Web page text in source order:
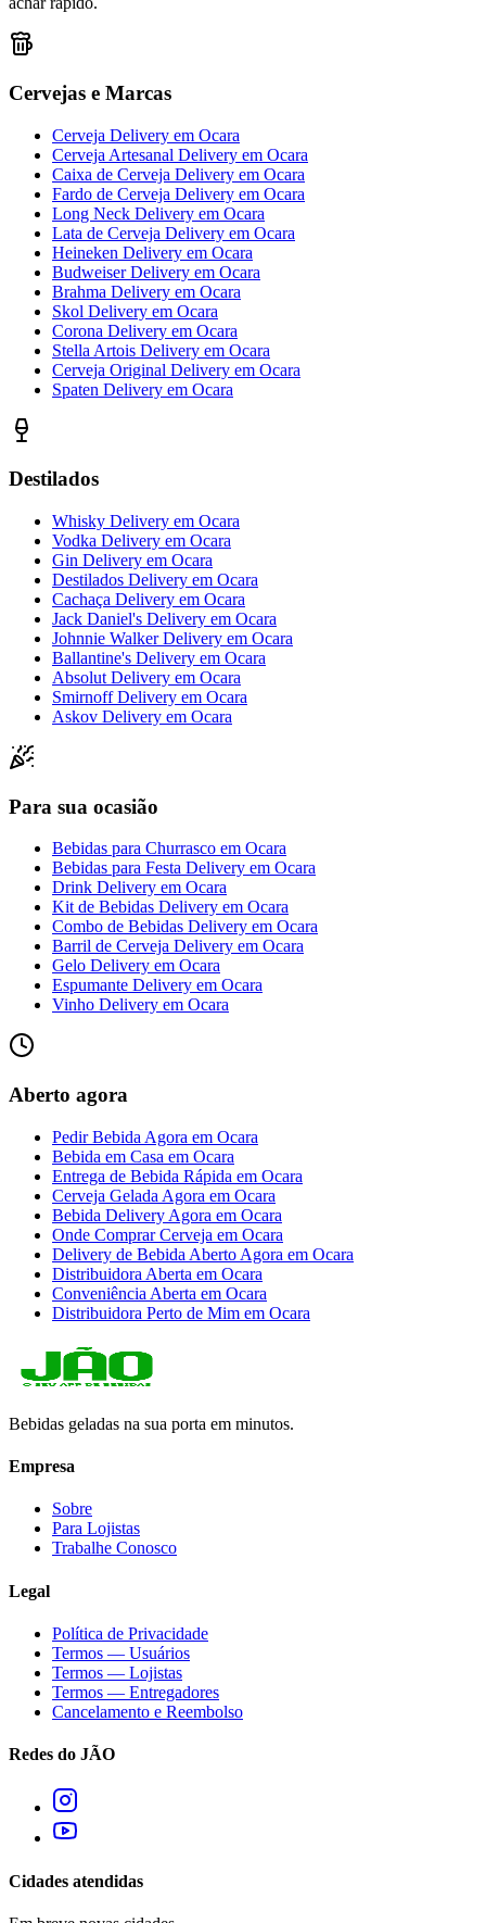
Cervejas e Marcas
Cerveja Delivery em Ocara
Cerveja Artesanal Delivery em Ocara
Caixa de Cerveja Delivery em Ocara
Fardo de Cerveja Delivery em Ocara
Long Neck Delivery em Ocara
Lata de Cerveja Delivery em Ocara
Heineken Delivery em Ocara
Budweiser Delivery em Ocara
Brahma Delivery em Ocara
Skol Delivery em Ocara
Corona Delivery em Ocara
Stella Artois Delivery em Ocara
Cerveja Original Delivery em Ocara
Spaten Delivery em Ocara
Destilados
Whisky Delivery em Ocara
Vodka Delivery em Ocara
Gin Delivery em Ocara
Destilados Delivery em Ocara
Cachaça Delivery em Ocara
Jack Daniel's Delivery em Ocara
Johnnie Walker Delivery em Ocara
Ballantine's Delivery em Ocara
Absolut Delivery em Ocara
Smirnoff Delivery em Ocara
Askov Delivery em Ocara
Para sua ocasião
Bebidas para Churrasco em Ocara
Bebidas para Festa Delivery em Ocara
Drink Delivery em Ocara
Kit de Bebidas Delivery em Ocara
Combo de Bebidas Delivery em Ocara
Barril de Cerveja Delivery em Ocara
Gelo Delivery em Ocara
Espumante Delivery em Ocara
Vinho Delivery em Ocara
Aberto agora
Pedir Bebida Agora em Ocara
Bebida em Casa em Ocara
Entrega de Bebida Rápida em Ocara
Cerveja Gelada Agora em Ocara
Bebida Delivery Agora em Ocara
Onde Comprar Cerveja em Ocara
Delivery de Bebida Aberto Agora em Ocara
Distribuidora Aberta em Ocara
Conveniência Aberta em Ocara
Distribuidora Perto de Mim em Ocara
Bebidas geladas na sua porta em minutos.
Empresa
Sobre
Para Lojistas
Trabalhe Conosco
Legal
Política de Privacidade
Termos — Usuários
Termos — Lojistas
Termos — Entregadores
Cancelamento e Reembolso
Redes do JÃO
Cidades atendidas